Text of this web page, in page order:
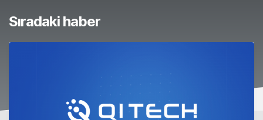
Sıradaki haber